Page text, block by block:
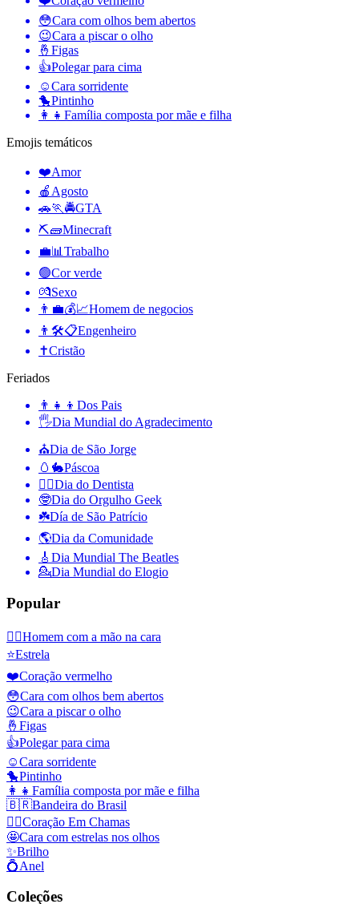
😳Cara com olhos bem abertos
😉Cara a piscar o olho
🤞 Figas
👍Polegar para cima
☺️Cara sorridente
🐤Pintinho
👩‍👧 Família composta por mãe e filha
Emojis temáticos
❤️Amor
🍎 Agosto
🚗🏃🚔GTA
⛏🧱Minecraft
💼📊 Trabalho
🟢Cor verde
💏Sexo
👨‍💼💰📈Homem de negocios
👨🛠📋Engenheiro
✝️Cristão
Feriados
👨‍👧‍👦 Dos Pais
🖐Dia Mundial do Agradecimento
⛪️Dia de São Jorge
🥚🐇Páscoa
👨‍⚕️Dia do Dentista
🤓Dia do Orgulho Geek
☘️Día de São Patrício
🌎Dia da Comunidade
🎸 Dia Mundial The Beatles
💁Dia Mundial do Elogio
Popular
🤦‍♂️Homem com a mão na cara
⭐Estrela
❤️Coração vermelho
😳Cara com olhos bem abertos
😉Cara a piscar o olho
🤞 Figas
👍Polegar para cima
☺️Cara sorridente
🐤Pintinho
👩‍👧 Família composta por mãe e filha
🇧🇷Bandeira do Brasil
❤️‍🔥Coração Em Chamas
🤩Cara com estrelas nos olhos
✨Brilho
💍Anel
Coleções